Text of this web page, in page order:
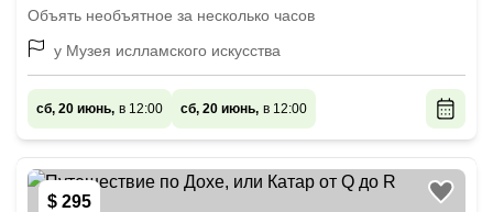
Объять необъятное за несколько часов
у Музея ислламского искусства
сб, 20 июнь, в 12:00 сб, 20 июнь, в 12:00
$ 295